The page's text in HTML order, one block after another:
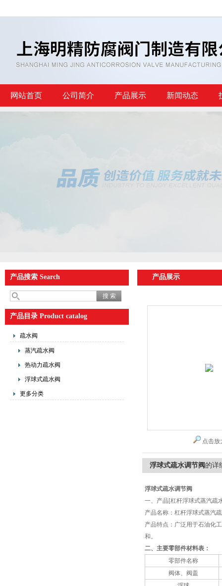
网站首页 公司简介 产品展示 新闻动态
产品搜索 Search
产品目录 Product catalog
疏水阀
蒸汽疏水阀
热动力疏水阀
浮球式疏水阀
更多分类
产品展示
点击放
浮球式疏水调节阀 的详
浮球式疏水调节阀
一、产品[杠杆浮球式蒸汽疏
产品名称：杠杆浮球式蒸汽
产品特点：广泛用于石油化
和。
二、主要零部件材料表：
零部件名称
阀体、阀盖